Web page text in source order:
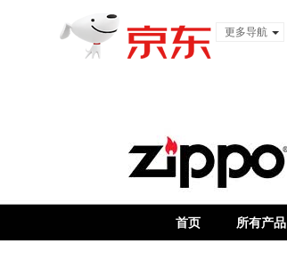
更多导航
首页 所有产品